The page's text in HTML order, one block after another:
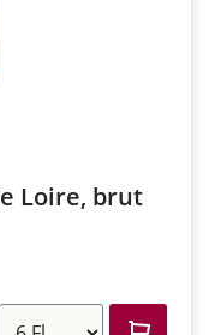
Loire, brut